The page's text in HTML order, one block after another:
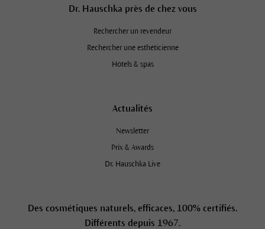
Dr. Hauschka près de chez vous
Rechercher un revendeur
Rechercher une esthéticienne
Hôtels & spas
Actualités
Newsletter
Prix & Awards
Dr. Hauschka Live
Des cosmétiques naturels, efficaces, 100% certifiés.
Différents depuis 1967.